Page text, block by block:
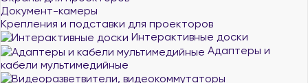
Документ-камеры
Крепления и подставки для проекторов
Интерактивные доски
Адаптеры и
кабели мультимедийные